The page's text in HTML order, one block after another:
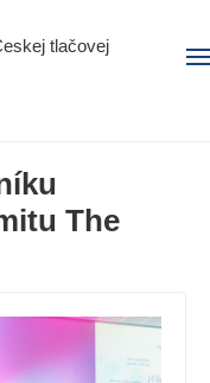
tlačovej
The